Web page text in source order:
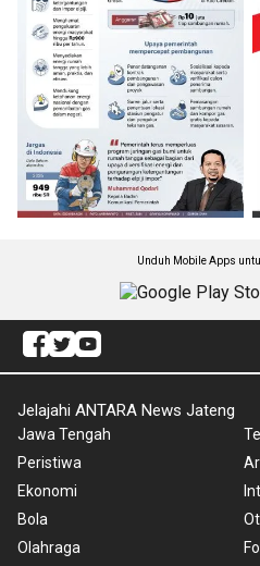
Unduh Mobile Apps
Jelajahi ANTARA News Jateng
Jawa Tengah
Peristiwa
Ekonomi
Bola
Olahraga